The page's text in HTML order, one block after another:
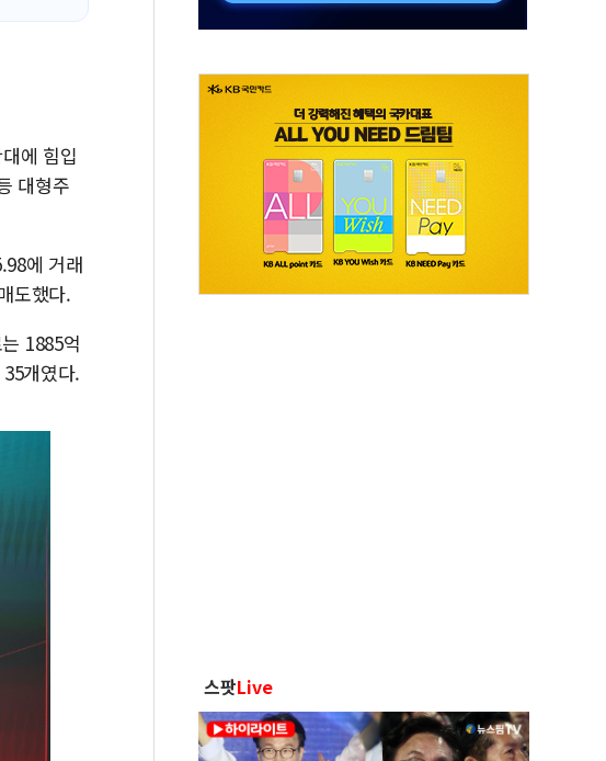
에 힘입
대형주
에 거래
도했다.
1885억
개였다.
스팟Live